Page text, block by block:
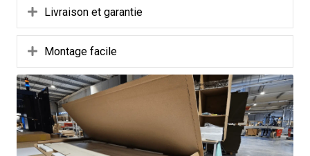
Déplier
Livraison et garantie
Déplier
Montage facile